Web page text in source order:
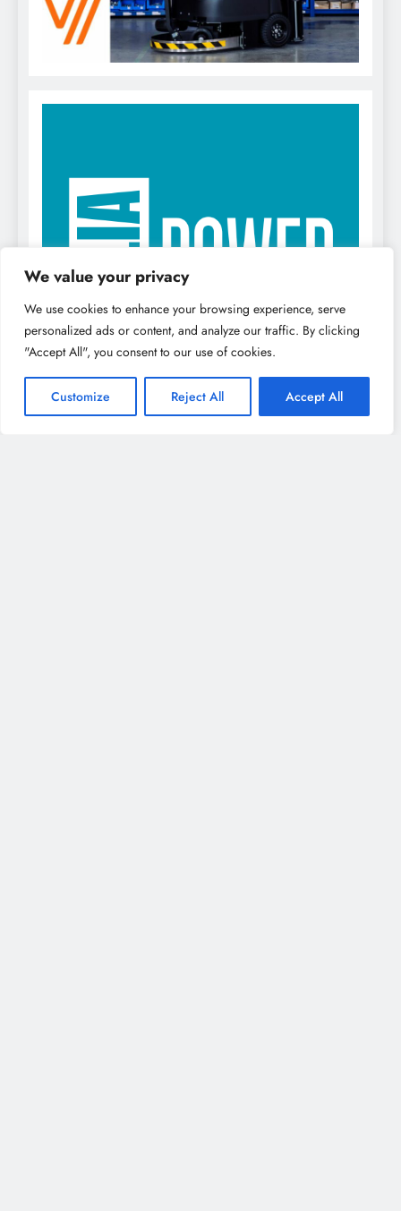
We value your privacy
We use cookies to enhance your browsing experience, serve
personalized ads or content, and analyze our traffic. By clicking
"Accept All", you consent to our use of cookies.
Customize Reject All Accept All